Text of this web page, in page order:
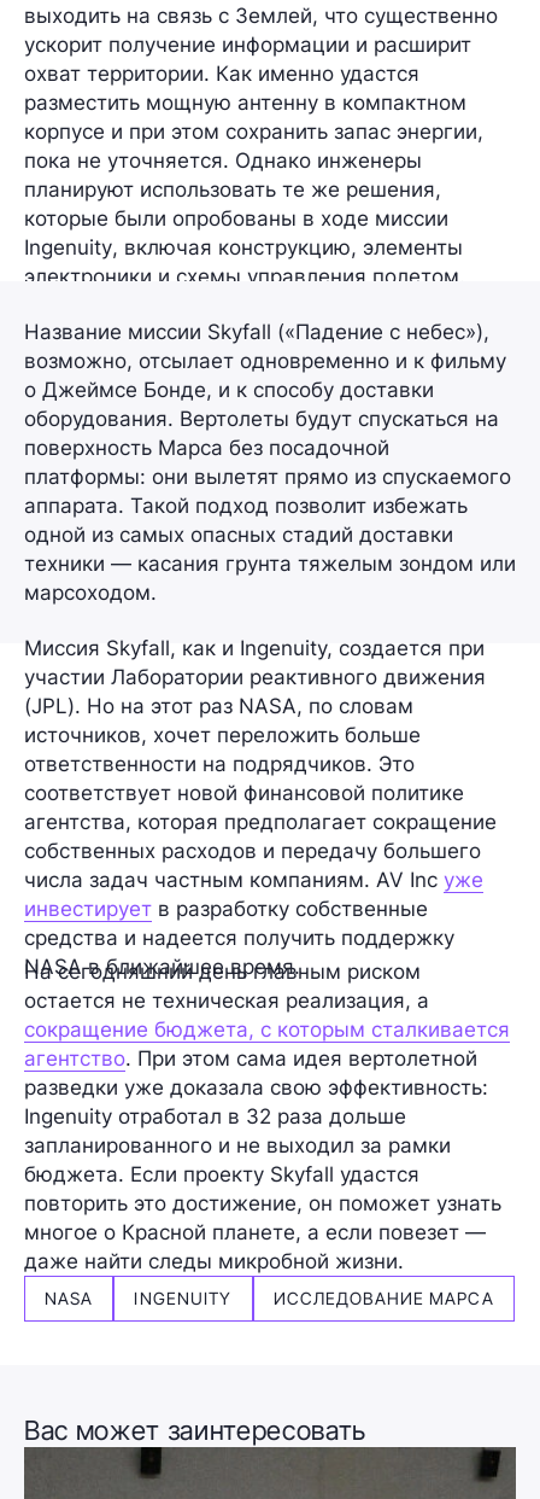
выходить на связь с Землей, что существенно
ускорит получение информации и расширит
охват территории. Как именно удастся
разместить мощную антенну в компактном
корпусе и при этом сохранить запас энергии,
пока не уточняется. Однако инженеры
планируют использовать те же решения,
которые были опробованы в ходе миссии
Ingenuity, включая конструкцию, элементы
электроники и схемы управления полетом.
Название миссии Skyfall («Падение с небес»),
возможно, отсылает одновременно и к фильму
о Джеймсе Бонде, и к способу доставки
оборудования. Вертолеты будут спускаться на
поверхность Марса без посадочной
платформы: они вылетят прямо из спускаемого
аппарата. Такой подход позволит избежать
одной из самых опасных стадий доставки
техники — касания грунта тяжелым зондом или
марсоходом.
Миссия Skyfall, как и Ingenuity, создается при
участии Лаборатории реактивного движения
(JPL). Но на этот раз NASA, по словам
источников, хочет переложить больше
ответственности на подрядчиков. Это
соответствует новой финансовой политике
агентства, которая предполагает сокращение
собственных расходов и передачу большего
числа задач частным компаниям. AV Inc уже
инвестирует в разработку собственные
средства и надеется получить поддержку
NASA в ближайшее время.
На сегодняшний день главным риском
остается не техническая реализация, а
сокращение бюджета, с которым сталкивается
агентство. При этом сама идея вертолетной
разведки уже доказала свою эффективность:
Ingenuity отработал в 32 раза дольше
запланированного и не выходил за рамки
бюджета. Если проекту Skyfall удастся
повторить это достижение, он поможет узнать
многое о Красной планете, а если повезет —
даже найти следы микробной жизни.
NASA INGENUITY ИССЛЕДОВАНИЕ МАРСА
Вас может заинтересовать